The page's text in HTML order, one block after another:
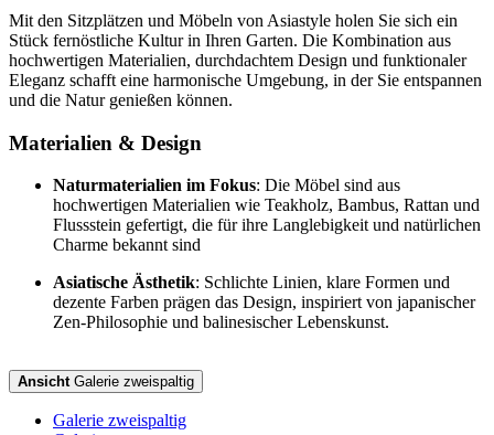
Mit den Sitzplätzen und Möbeln von Asiastyle holen Sie sich ein
Stück fernöstliche Kultur in Ihren Garten. Die Kombination aus
hochwertigen Materialien, durchdachtem Design und funktionaler
Eleganz schafft eine harmonische Umgebung, in der Sie entspannen
und die Natur genießen können.
Materialien & Design
Naturmaterialien im Fokus: Die Möbel sind aus
hochwertigen Materialien wie Teakholz, Bambus, Rattan und
Flussstein gefertigt, die für ihre Langlebigkeit und natürlichen
Charme bekannt sind
Asiatische Ästhetik: Schlichte Linien, klare Formen und
dezente Farben prägen das Design, inspiriert von japanischer
Zen-Philosophie und balinesischer Lebenskunst.
AnsichtGalerie zweispaltig
Galerie zweispaltig